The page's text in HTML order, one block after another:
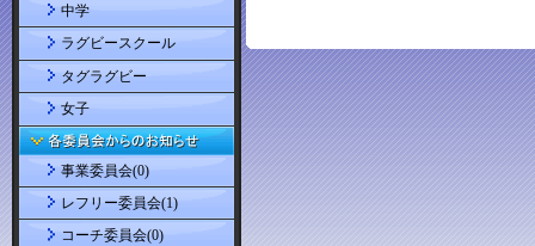
中学
ラグビースクール
タグラグビー
女子
事業委員会(0)
レフリー委員会(1)
コーチ委員会(0)